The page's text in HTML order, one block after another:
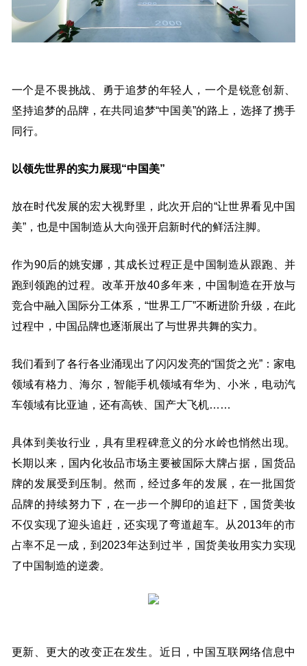
一个是不畏挑战、勇于追梦的年轻人，一个是锐意创新、
坚持追梦的品牌，在共同追梦“中国美”的路上，选择了携手
同行。
以领先世界的实力展现“中国美”
放在时代发展的宏大视野里，此次开启的“让世界看见中国
美”，也是中国制造从大向强开启新时代的鲜活注脚。
作为90后的姚安娜，其成长过程正是中国制造从跟跑、并
跑到领跑的过程。改革开放40多年来，中国制造在开放与
竞合中融入国际分工体系，“世界工厂”不断进阶升级，在此
过程中，中国品牌也逐渐展出了与世界共舞的实力。
我们看到了各行各业涌现出了闪闪发亮的“国货之光”：家电
领域有格力、海尔，智能手机领域有华为、小米，电动汽
车领域有比亚迪，还有高铁、国产大飞机……
具体到美妆行业，具有里程碑意义的分水岭也悄然出现。
长期以来，国内化妆品市场主要被国际大牌占据，国货品
牌的发展受到压制。然而，经过多年的发展，在一批国货
品牌的持续努力下，在一步一个脚印的追赶下，国货美妆
不仅实现了迎头追赶，还实现了弯道超车。从2013年的市
占率不足一成，到2023年达到过半，国货美妆用实力实现
了中国制造的逆袭。
更新、更大的改变正在发生。近日，中国互联网络信息中